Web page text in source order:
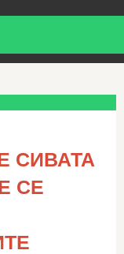
СИВАТА
СЕ